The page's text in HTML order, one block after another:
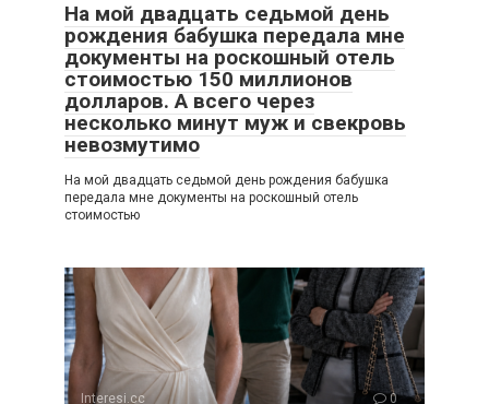
На мой двадцать седьмой день
рождения бабушка передала мне
документы на роскошный отель
стоимостью 150 миллионов
долларов. А всего через
несколько минут муж и свекровь
невозмутимо
На мой двадцать седьмой день рождения бабушка
передала мне документы на роскошный отель
стоимостью
Interesi.cc 0